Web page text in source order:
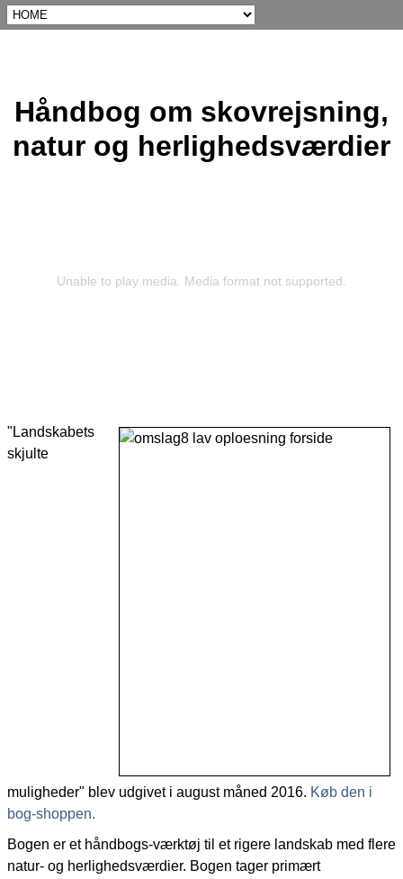
Håndbog om skovrejsning,
natur og herlighedsværdier
Unable to play media. Media format not supported.
"Landskabets
skjulte
muligheder" blev udgivet i august måned 2016. Køb den i
bog-shoppen.
Bogen er et håndbogs-værktøj til et rigere landskab med flere
natur- og herlighedsværdier. Bogen tager primært